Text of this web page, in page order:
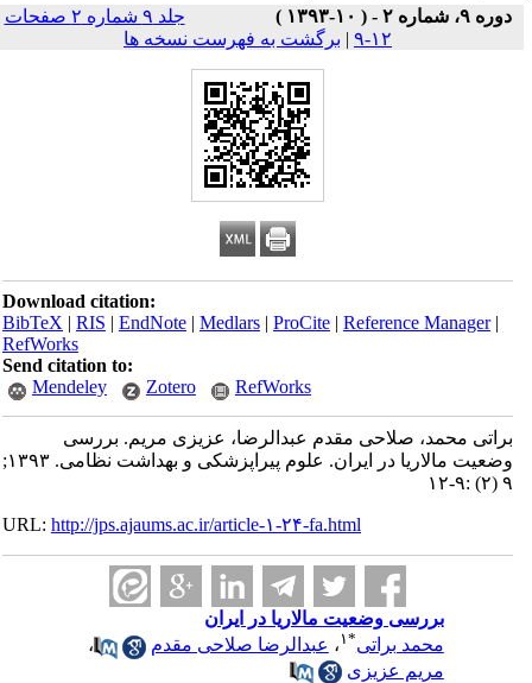
دوره ۹، شماره ۲ - ( ۱۰-۱۳۹۳ )
جلد ۹ شماره ۲ صفحات
۱۲-۹
|برگشت به فهرست نسخه ها
Download citation:
BibTeX|RIS|EndNote|Medlars|ProCite|Reference Manager
RefWorks
Send citation to:
Mendeley
Zotero RefWorks
براتی محمد، صلاحی مقدم عبدالرضا، عزیزی مریم. بررسی
وضعیت مالاریا در ایران. علوم پیراپزشکی و بهداشت نظامی. ۱۳۹۳;
URL:http://jps.ajaums.ac.ir/article-۱-۲۴-fa.html
بررسی وضعیت مالاریا در ایران
محمد براتی
۱،عبدالرضا صلاحی مقدم
،
مریم عزیزی